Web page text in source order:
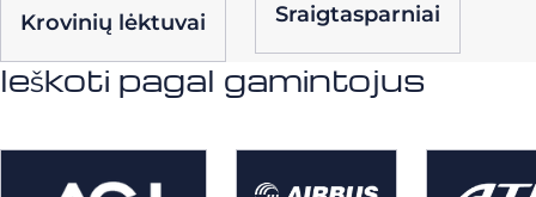
Krovinių lėktuvai Sraigtasparniai
Ieškoti pagal gamintojus